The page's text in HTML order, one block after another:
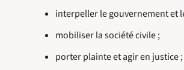
interpeller le gouvernement et
mobiliser la société civile ;
porter plainte et agir en justice ;